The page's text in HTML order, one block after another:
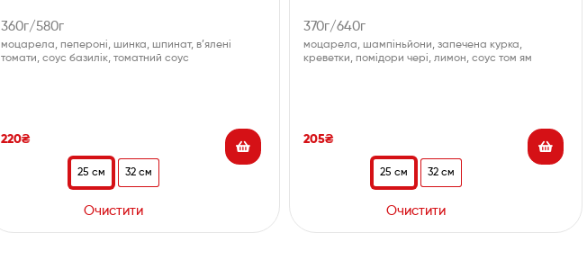
360г/580г
моцарела, пепероні, шинка, шпинат, в’ялені
томати, соус базилік, томатний соус
220₴
25 см 32 см
Очистити
370г/640г
моцарела, шампіньйони, запечена курка,
креветки, помідори чері, лимон, соус том ям
205₴
25 см 32 см
Очистити